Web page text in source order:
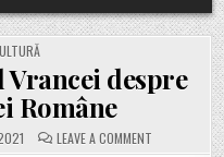
despre
Române
LEAVE A COMMENTON
EXPOZIȚIE